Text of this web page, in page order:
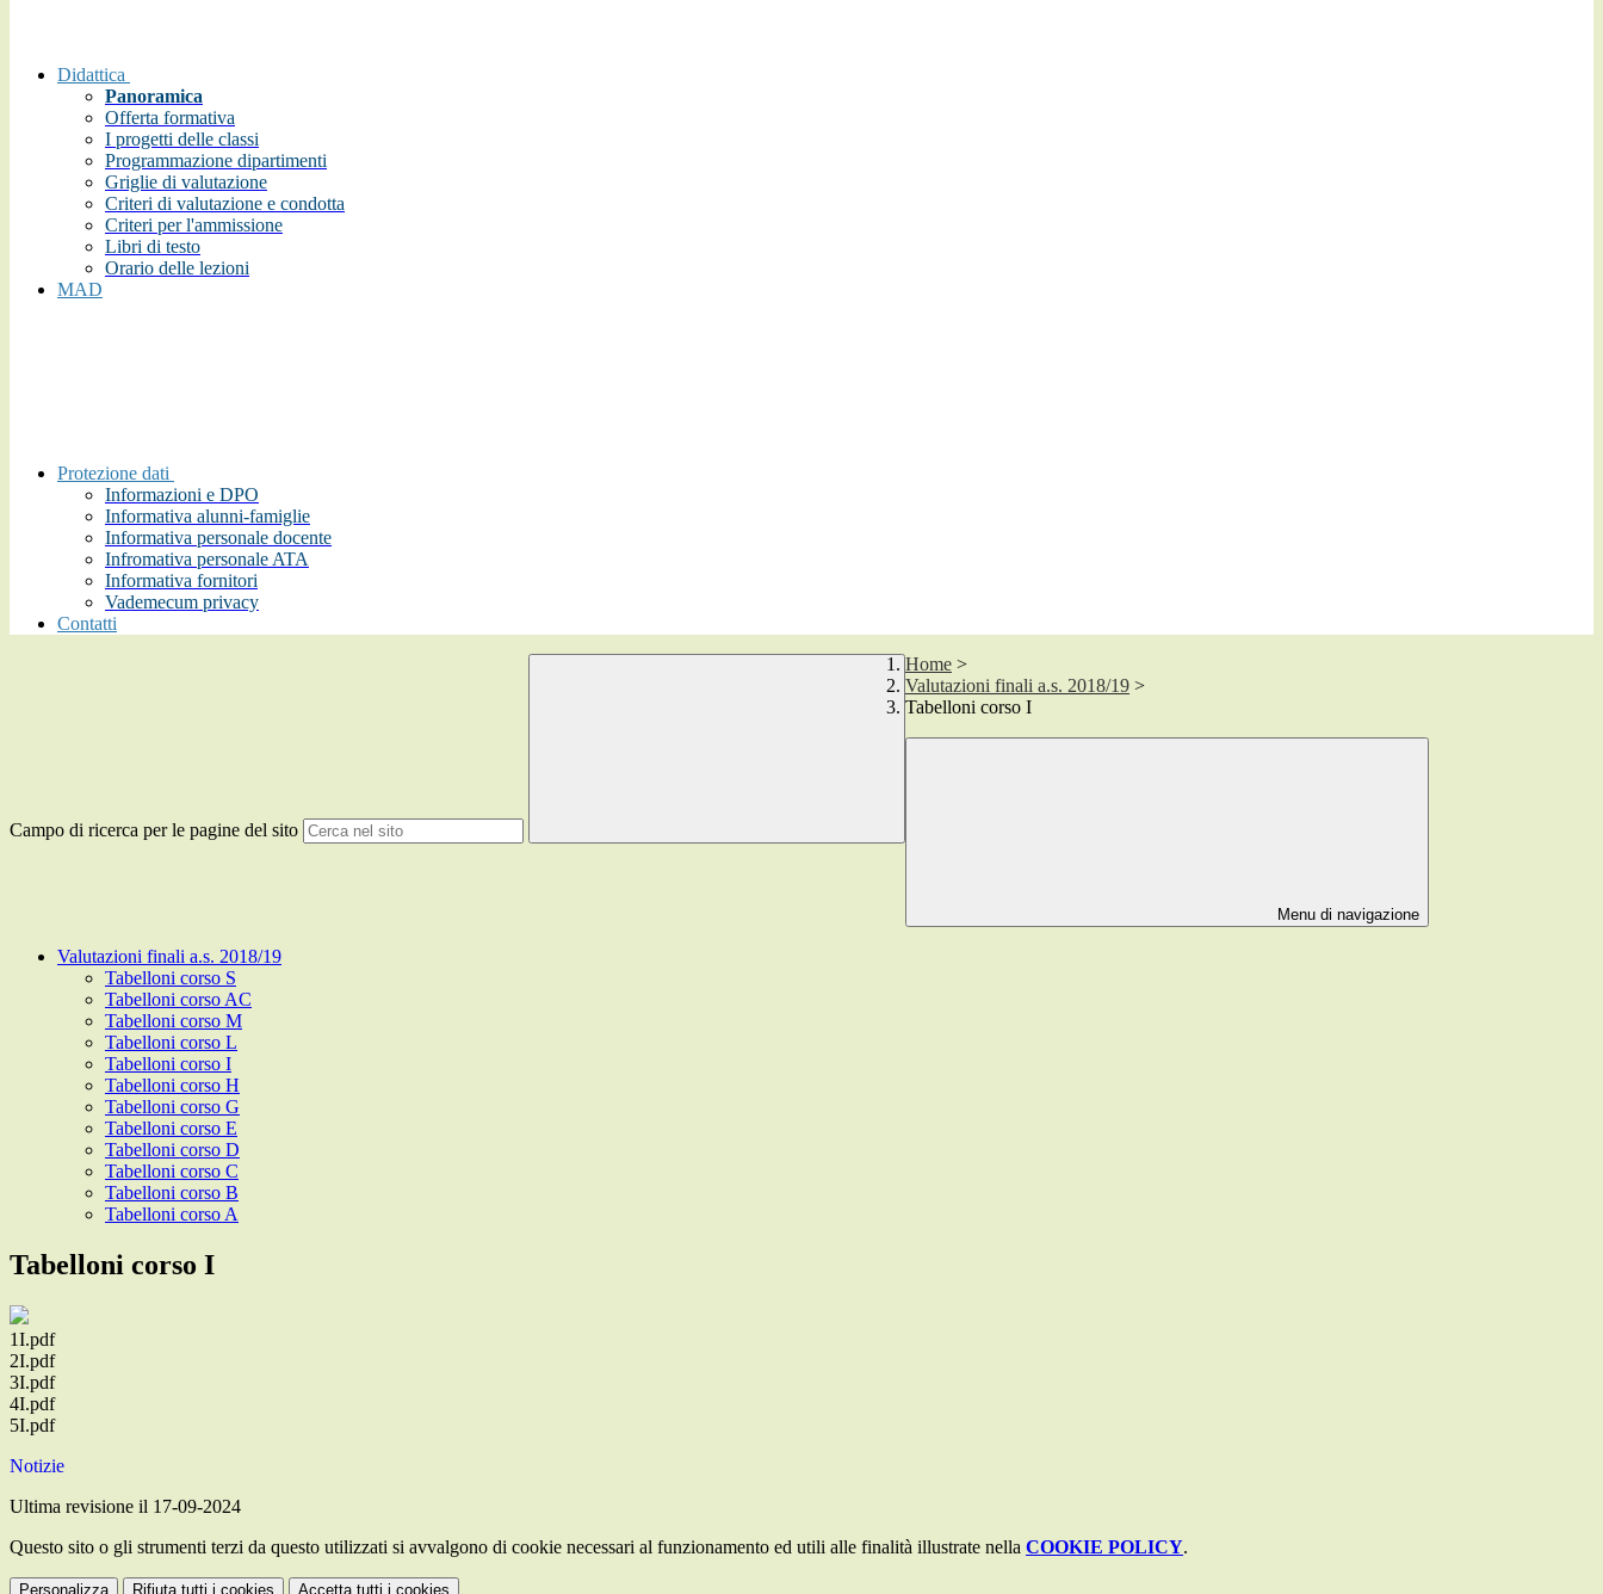
Didattica
Panoramica
Offerta formativa
I progetti delle classi
Programmazione dipartimenti
Griglie di valutazione
Criteri di valutazione e condotta
Criteri per l'ammissione
Libri di testo
Orario delle lezioni
MAD
Protezione dati
Informazioni e DPO
Informativa alunni-famiglie
Informativa personale docente
Infromativa personale ATA
Informativa fornitori
Vademecum privacy
Contatti
Campo di ricerca per le pagine del sito
Home >
Valutazioni finali a.s. 2018/19 >
Tabelloni corso I
Menu di navigazione
Valutazioni finali a.s. 2018/19
Tabelloni corso S
Tabelloni corso AC
Tabelloni corso M
Tabelloni corso L
Tabelloni corso I
Tabelloni corso H
Tabelloni corso G
Tabelloni corso E
Tabelloni corso D
Tabelloni corso C
Tabelloni corso B
Tabelloni corso A
Tabelloni corso I
1I.pdf
2I.pdf
3I.pdf
4I.pdf
5I.pdf
Notizie
Ultima revisione il 17-09-2024
Questo sito o gli strumenti terzi da questo utilizzati si avvalgono di cookie necessari al funzionamento ed utili alle finalità illustrate nella COOKIE POLICY.
Personalizza Rifiuta tutti i cookies Accetta tutti i cookies